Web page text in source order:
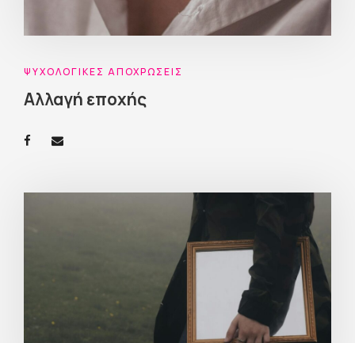
ΨΥΧΟΛΟΓΙΚΈΣ ΑΠΟΧΡΏΣΕΙΣ
Αλλαγή εποχής